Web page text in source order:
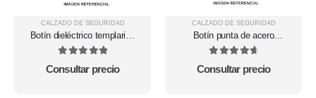
CALZADO DE SEGURIDAD
Botín dieléctrico templarios
Hidrofugado Marrón SS28D-
Consultar precio
CALZADO DE SEGURIDAD
Botín punta de acero
modelo Montero Full
Consultar precio